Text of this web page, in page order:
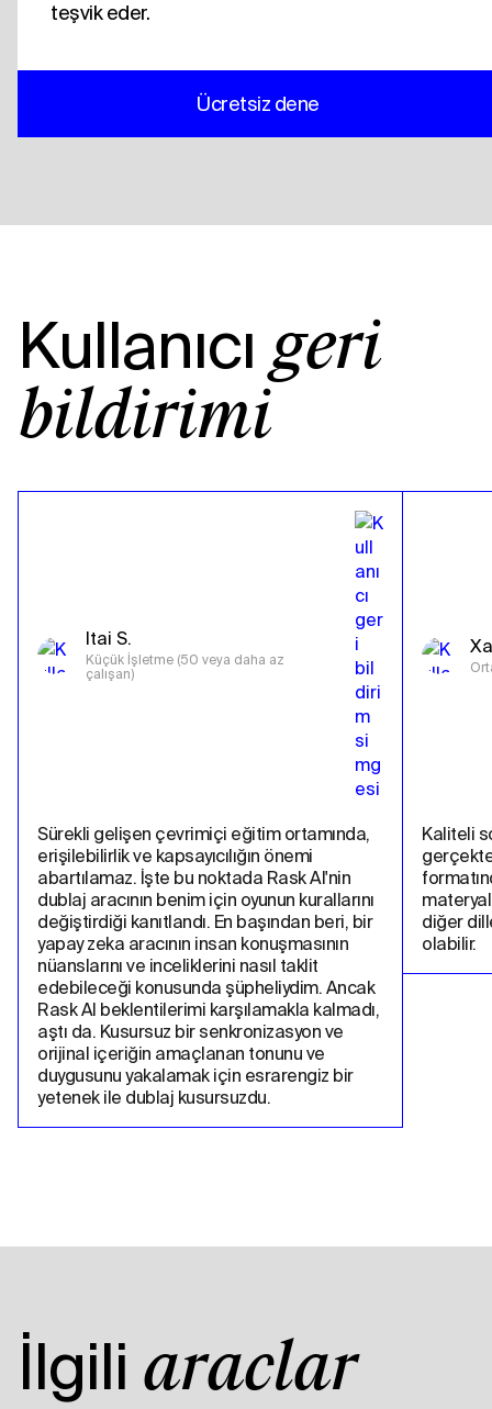
teşvik eder.
Ücretsiz dene
Kullanıcı geri
bildirimi
Itai S.
Küçük İşletme (50 veya daha az
çalışan)
Sürekli gelişen çevrimiçi eğitim ortamında,
erişilebilirlik ve kapsayıcılığın önemi
abartılamaz. İşte bu noktada Rask AI'nin
dublaj aracının benim için oyunun kurallarını
değiştirdiği kanıtlandı. En başından beri, bir
yapay zeka aracının insan konuşmasının
nüanslarını ve inceliklerini nasıl taklit
edebileceği konusunda şüpheliydim. Ancak
Rask AI beklentilerimi karşılamakla kalmadı,
aştı da. Kusursuz bir senkronizasyon ve
orijinal içeriğin amaçlanan tonunu ve
duygusunu yakalamak için esrarengiz bir
yetenek ile dublaj kusursuzdu.
Kaliteli
diğer
olabilir.
İlgili araçlar